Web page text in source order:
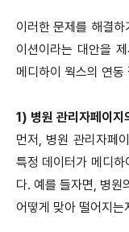
이러한 문제를 해결하
이션이라는 대안을
메디하이 웍스의 연동
1) 병원 관리자페이지
먼저, 병원 관리자페
특정 데이터가 메디하
다. 예를 들자면, 병원
어떻게 맞아 떨어지는